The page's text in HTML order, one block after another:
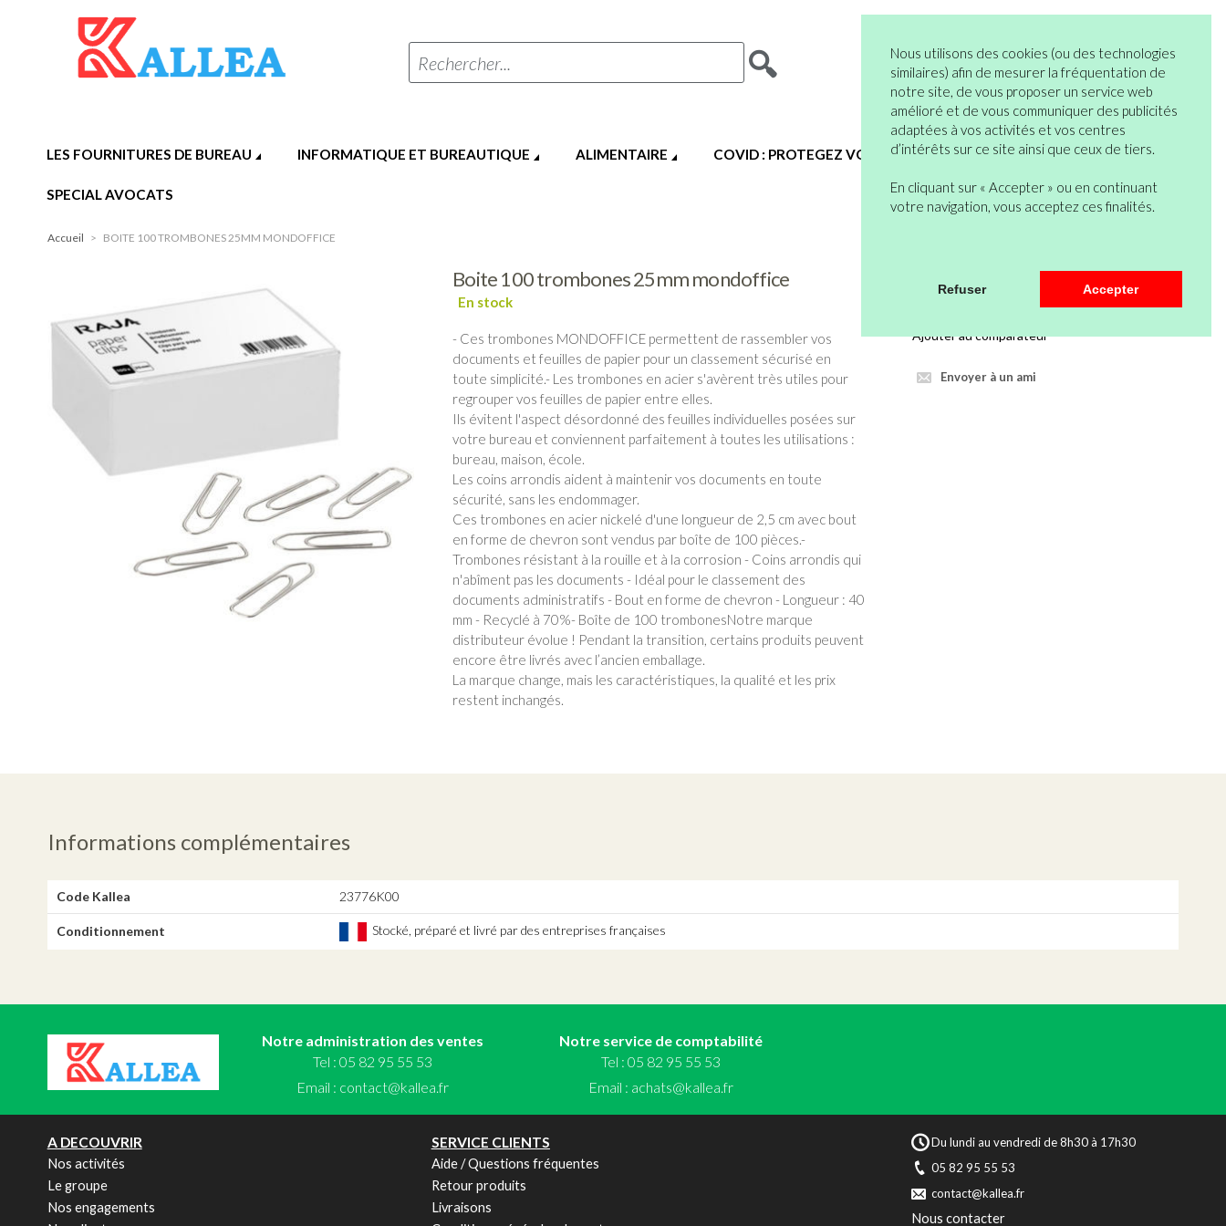
Nous utilisons des cookies (ou des technologies
similaires) afin de mesurer la fréquentation de
notre site, de vous proposer un service web
amélioré et de vous communiquer des publicités
adaptées à vos activités et vos centres
d’intérêts sur ce site ainsi que ceux de tiers.
En cliquant sur « Accepter » ou en continuant
votre navigation, vous acceptez ces finalités.
Refuser Accepter
Rechercher... Vous n’êtes pas encore en compte ?
Bienvenue
Mon Compte
0 articles
Mon Panier
LES FOURNITURES DE BUREAU INFORMATIQUE ET BUREAUTIQUE ALIMENTAIRE COVID : PROTEGEZ VOUS HYGIENE ET SERVICES GENERAUX
SPECIAL AVOCATS
Accueil > BOITE 100 TROMBONES 25MM MONDOFFICE
Boite 100 trombones 25mm mondoffice
- Ces trombones MONDOFFICE permettent de rassembler vos
documents et feuilles de papier pour un classement sécurisé en
toute simplicité.- Les trombones en acier s'avèrent très utiles pour
regrouper vos feuilles de papier entre elles.
Ils évitent l'aspect désordonné des feuilles individuelles posées sur
votre bureau et conviennent parfaitement à toutes les utilisations :
bureau, maison, école.
Les coins arrondis aident à maintenir vos documents en toute
sécurité, sans les endommager.
Ces trombones en acier nickelé d'une longueur de 2,5 cm avec bout
en forme de chevron sont vendus par boîte de 100 pièces.-
Trombones résistant à la rouille et à la corrosion - Coins arrondis qui
n'abîment pas les documents - Idéal pour le classement des
documents administratifs - Bout en forme de chevron - Longueur : 40
mm - Recyclé à 70%- Boîte de 100 trombonesNotre marque
distributeur évolue ! Pendant la transition, certains produits peuvent
encore être livrés avec l’ancien emballage.
La marque change, mais les caractéristiques, la qualité et les prix
restent inchangés.
mettre au panier.
Ajouter au comparateur
Envoyer à un ami
Informations complémentaires
Code Kallea 23776K00
Conditionnement Stocké, préparé et livré par des entreprises françaises
Notre administration des ventes
Tel : 05 82 95 55 53
Email : contact@kallea.fr
Notre service de comptabilité
Tel : 05 82 95 55 53
Email : achats@kallea.fr
A DECOUVRIR
Nos activités
Le groupe
Nos engagements
SERVICE CLIENTS
Aide / Questions fréquentes
Retour produits
Livraisons
Du lundi au vendredi de 8h30 à 17h30
05 82 95 55 53
contact@kallea.fr
Nous contacter